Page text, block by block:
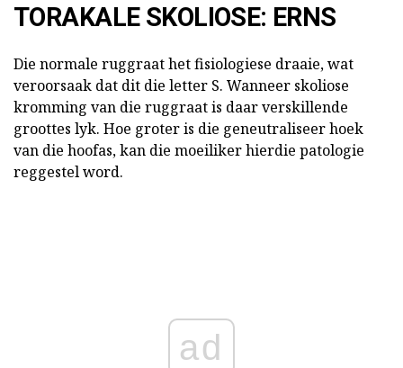
TORAKALE SKOLIOSE: ERNS
Die normale ruggraat het fisiologiese draaie, wat
veroorsaak dat dit die letter S. Wanneer skoliose
kromming van die ruggraat is daar verskillende
groottes lyk. Hoe groter is die geneutraliseer hoek
van die hoofas, kan die moeiliker hierdie patologie
reggestel word.
ad